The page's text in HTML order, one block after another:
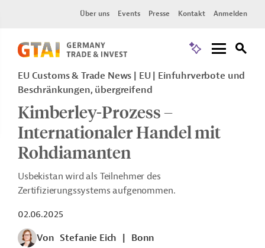
Über uns Events Presse Kontakt Anmelden
EU Customs & Trade News EU
Einfuhrverbote und
Beschränkungen, übergreifend
Kimberley-Prozess –
Internationaler Handel mit
Rohdiamanten
Usbekistan wird als Teilnehmer des
Zertifizierungssystems aufgenommen.
02.06.2025
Von Stefanie Eich
Bonn